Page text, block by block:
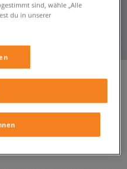
sind, wähle „Alle
du in unserer